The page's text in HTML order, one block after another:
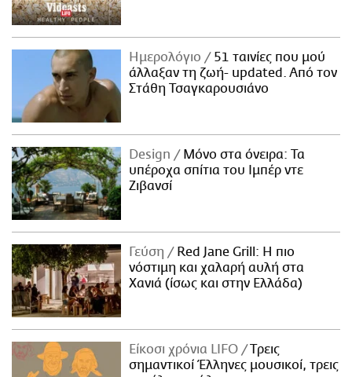
Ημερολόγιο
51 ταινίες που μού
άλλαξαν τη ζωή- updated. Aπό τον
Στάθη Τσαγκαρουσιάνο
Design
Μόνο στα όνειρα: Τα
υπέροχα σπίτια του Ιμπέρ ντε
Ζιβανσί
Γεύση
Red Jane Grill: Η πιο
νόστιμη και χαλαρή αυλή στα
Χανιά (ίσως και στην Ελλάδα)
Είκοσι χρόνια LIFO
Tρεις
σημαντικοί Έλληνες μουσικοί, τρεις